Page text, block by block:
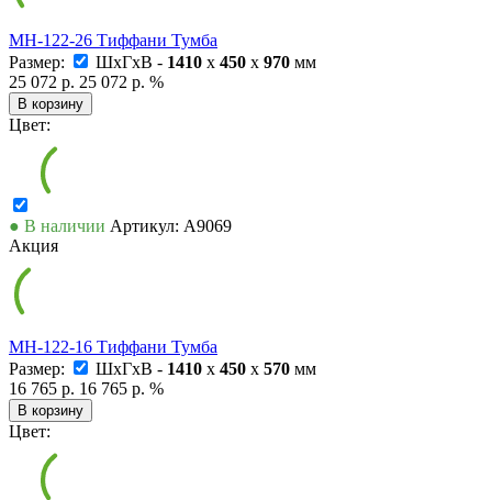
МН-122-26 Тиффани Тумба
Размер:
ШxГxВ - 1410 x 450 x 970 мм
25 072 р. 25 072 р. %
В корзину
Цвет:
● В наличии Артикул: А9069
Акция
МН-122-16 Тиффани Тумба
Размер:
ШxГxВ - 1410 x 450 x 570 мм
16 765 р. 16 765 р. %
В корзину
Цвет: